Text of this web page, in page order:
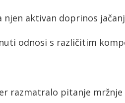
njen aktivan doprinos
odnosi s različitim
razmatralo pitanje